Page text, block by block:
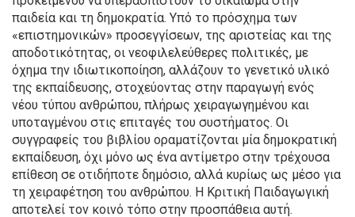
παιδεία και τη δημοκρατία. Υπό το πρόσχημα των
«επιστημονικών» προσεγγίσεων, της αριστείας και της
αποδοτικότητας, οι νεοφιλελεύθερες πολιτικές, με
όχημα την ιδιωτικοποίηση, αλλάζουν το γενετικό υλικό
της εκπαίδευσης, στοχεύοντας στην παραγωγή ενός
νέου τύπου ανθρώπου, πλήρως χειραγωγημένου και
υποταγμένου στις επιταγές του συστήματος. Οι
συγγραφείς του βιβλίου οραματίζονται μία δημοκρατική
εκπαίδευση, όχι μόνο ως ένα αντίμετρο στην τρέχουσα
επίθεση σε οτιδήποτε δημόσιο, αλλά κυρίως ως μέσο για
τη χειραφέτηση του ανθρώπου. Η Κριτική Παιδαγωγική
αποτελεί τον κοινό τόπο στην προσπάθεια αυτή.